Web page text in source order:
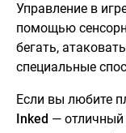
Управление в
помощью
бегать,
специальные
Если вы любите
Inked — отличный